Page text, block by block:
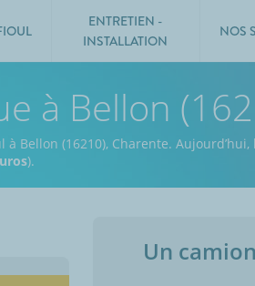
ENTRETIEN -
INSTALLATION
NOS
à Bellon
Bellon (16210), Charente. Aujourd’hui,
).
Un